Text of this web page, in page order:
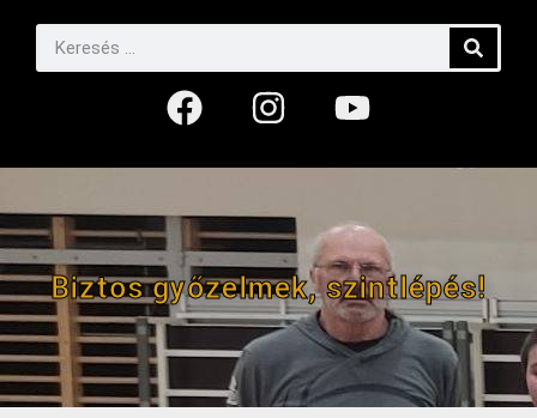
Biztos győzelmek, szintlépés!